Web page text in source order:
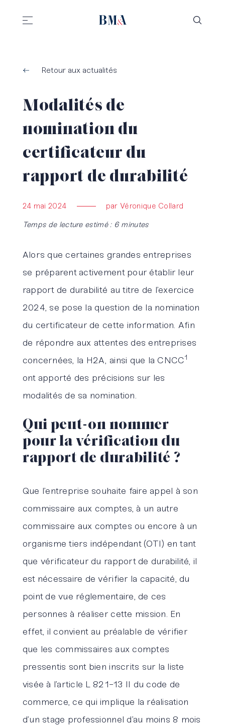
Retour aux actualités
Modalités de
nomination du
certificateur du
rapport de durabilité
24 mai 2024 par Véronique Collard
Temps de lecture estimé : 6 minutes
Alors que certaines grandes entreprises
se préparent activement pour établir leur
rapport de durabilité au titre de l’exercice
2024, se pose la question de la nomination
du certificateur de cette information. Afin
de répondre aux attentes des entreprises
concernées, la H2A, ainsi que la CNCC1
ont apporté des précisions sur les
modalités de sa nomination.
Qui peut-on nommer
pour la vérification du
rapport de durabilité ?
Que l’entreprise souhaite faire appel à son
commissaire aux comptes, à un autre
commissaire aux comptes ou encore à un
organisme tiers indépendant (OTI) en tant
que vérificateur du rapport de durabilité, il
est nécessaire de vérifier la capacité, du
point de vue réglementaire, de ces
personnes à réaliser cette mission. En
effet, il convient au préalable de vérifier
que les commissaires aux comptes
pressentis sont bien inscrits sur la liste
visée à l’article L 821-13 II du code de
commerce, ce qui implique la réalisation
d’un stage professionnel d’au moins 8 mois